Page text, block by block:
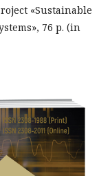
«Sustainable
76 р. (in